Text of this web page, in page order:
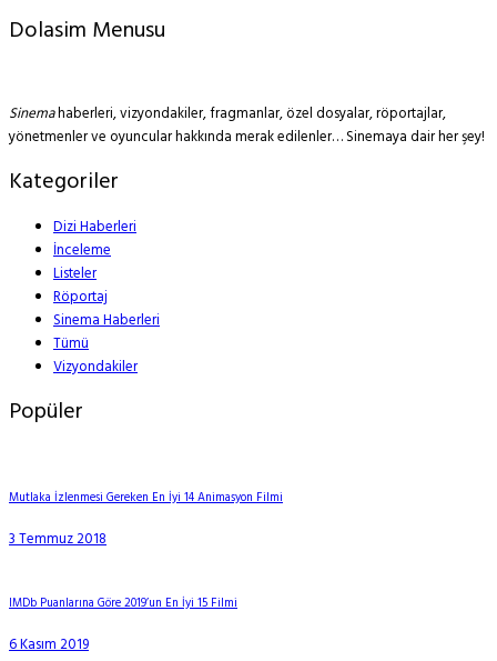
Dolasim Menusu
Sinemahaberleri, vizyondakiler, fragmanlar, özel dosyalar, röportajlar,
yönetmenler ve oyuncular hakkında merak edilenler… Sinemaya dair her şey!
Kategoriler
Dizi Haberleri
İnceleme
Listeler
Röportaj
Sinema Haberleri
Tümü
Vizyondakiler
Popüler
Mutlaka İzlenmesi Gereken En İyi 14 Animasyon Filmi
3 Temmuz 2018
IMDb Puanlarına Göre 2019’un En İyi 15 Filmi
6 Kasım 2019